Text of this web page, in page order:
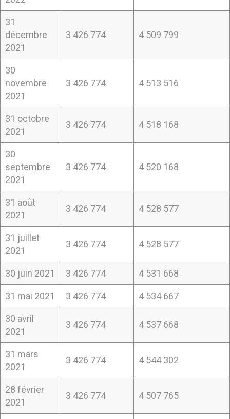
31
décembre
2021
3 426 774 4 509 799
30
novembre
2021
3 426 774 4 513 516
31 octobre
2021
3 426 774 4 518 168
30
septembre
2021
3 426 774 4 520 168
31 août
2021
3 426 774 4 528 577
31 juillet
2021
3 426 774 4 528 577
30 juin 2021 3 426 774 4 531 668
31 mai 2021 3 426 774 4 534 667
30 avril
2021
3 426 774 4 537 668
31 mars
2021
3 426 774 4 544 302
28 février
2021
3 426 774 4 507 765